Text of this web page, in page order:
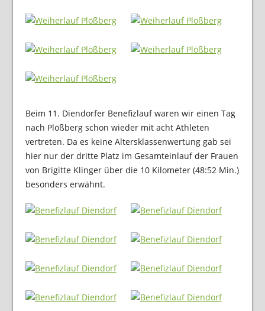
Beim 11. Diendorfer Benefizlauf waren wir einen Tag
nach Plößberg schon wieder mit acht Athleten
vertreten. Da es keine Altersklassenwertung gab sei
hier nur der dritte Platz im Gesamteinlauf der Frauen
von Brigitte Klinger über die 10 Kilometer (48:52 Min.)
besonders erwähnt.